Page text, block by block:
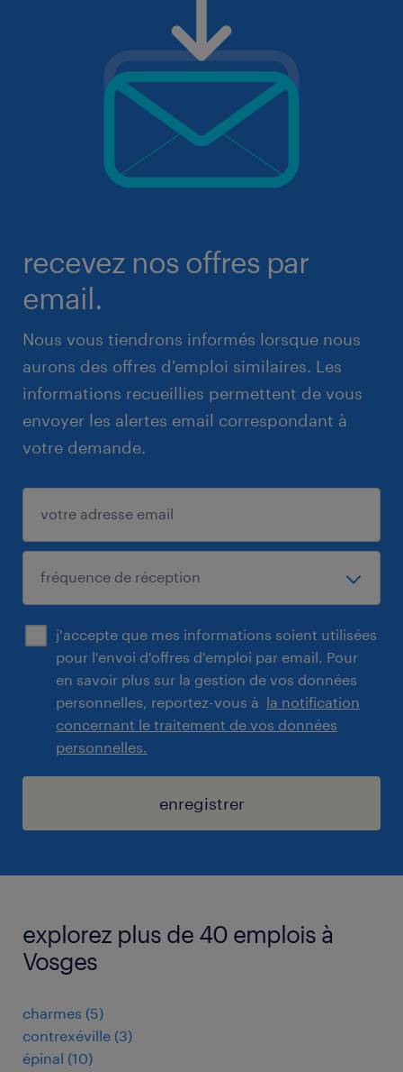
recevez nos offres par
email.
Nous vous tiendrons informés lorsque nous
aurons des offres d'emploi similaires. Les
informations recueillies permettent de vous
envoyer les alertes email correspondant à
votre demande.
j'accepte que mes informations soient utilisées
pour l'envoi d'offres d'emploi par email. Pour
en savoir plus sur la gestion de vos données
personnelles, reportez-vous à la notification
concernant le traitement de vos données
personnelles.
enregistrer
explorez plus de 40 emplois à
Vosges
charmes (5)
contrexéville (3)
épinal (10)